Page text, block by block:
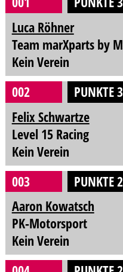
Luca Röhner
Team marXparts by
Kein Verein
002
PUNKTE
Felix Schwartze
Level 15 Racing
Kein Verein
003
PUNKTE
Aaron Kowatsch
PK-Motorsport
Kein Verein